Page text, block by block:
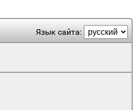
Язык сайта: